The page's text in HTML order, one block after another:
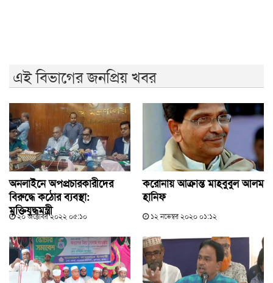
এই বিভাগের জনপ্রিয় খবর
অনলাইনে অপপ্রচারকারীদের
বিরুদ্ধে কঠোর ব্যবস্থা:
মুক্তিযুদ্ধমন্ত্রী
২০ অক্টোবর ২০২২ ০৫:১০
করোনায় আক্রান্ত মাহবুবুল আলম
হানিফ
১২ নভেম্বর ২০২০ ০১:১২